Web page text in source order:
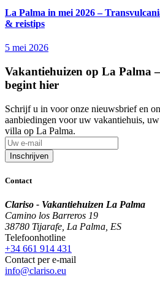
La Palma in mei 2026 –
& reistips
5 mei 2026
Vakantiehuizen op La Palma
begint hier
Schrijf u in voor onze nieuwsbrief en
aanbiedingen voor uw vakantiehuis,
villa op La Palma.
Inschrijven
Contact
Clariso - Vakantiehuizen La Palma
Camino los Barreros 19
38780 Tijarafe, La Palma, ES
Telefoonhotline
+34 661 914 431
Contact per e-mail
info@clariso.eu